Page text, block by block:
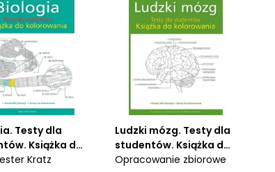
Testy dla
Książka do
Kratz
Ludzki mózg. Testy dla
studentów. Książka do
kolorowania
Opracowanie zbiorowe